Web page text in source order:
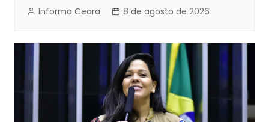
Informa Ceara 8 de agosto de 2026